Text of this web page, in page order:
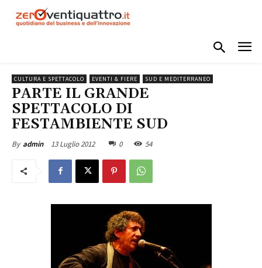
CULTURA E SPETTACOLO EVENTI & FIERE SUD E MEDITERRANEO
PARTE IL GRANDE
SPETTACOLO DI
FESTAMBIENTE SUD
By admin 13 Luglio 2012 0 54